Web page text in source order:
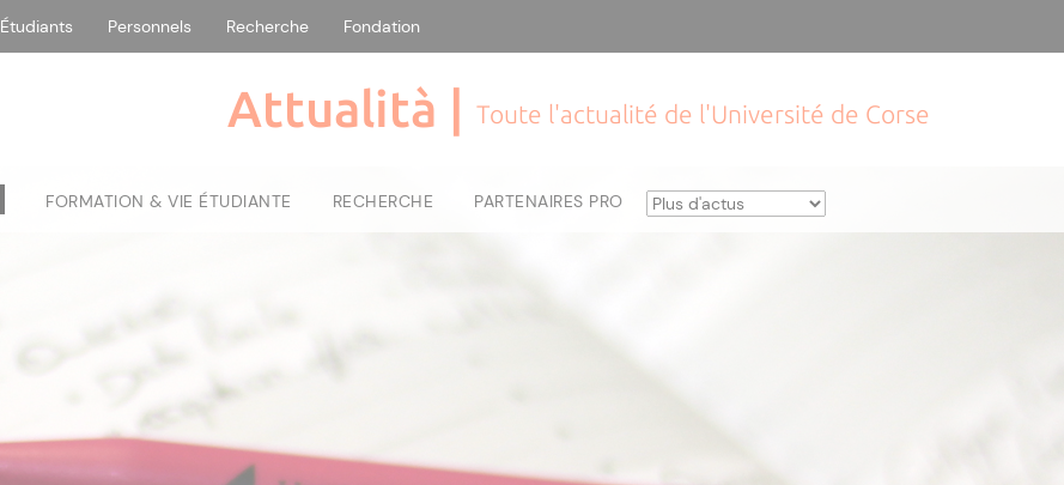
Étudiants Personnels Recherche Fondation
Attualità | Toute l'actualité de l'Université de Corse
FORMATION & VIE ÉTUDIANTE RECHERCHE PARTENAIRES PRO